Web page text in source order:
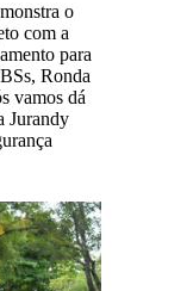
o
com a
para
Ronda
vamos dá
Jurandy